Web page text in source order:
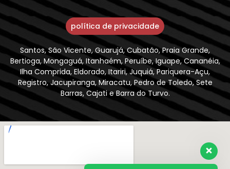
política de privacidade
Santos, São Vicente, Guarujá, Cubatão, Praia Grande,
Bertioga, Mongaguá, Itanhaém, Peruíbe, Iguape, Cananéia,
Ilha Comprida, Eldorado, Itariri, Juquiá, Pariquera-Açu,
Registro, Jacupiranga, Miracatu, Pedro de Toledo, Sete
Barras, Cajati e Barra do Turvo.